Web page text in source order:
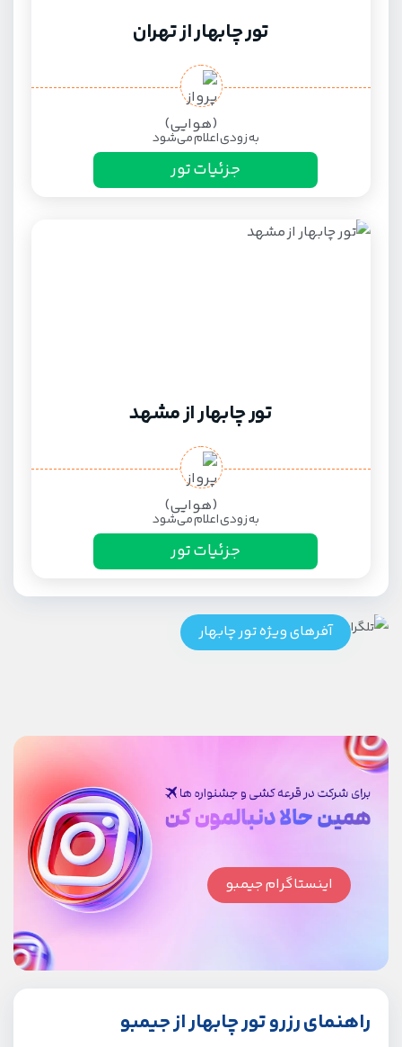
تور چابهار از تهران
به زودی اعلام می‌شود
جزئیات تور
تور چابهار از مشهد
به زودی اعلام می‌شود
جزئیات تور
آفرهای ویژه تور چابهار
اینستاگرام جیمبو
راهنمای رزرو تور چابهار از جیمبو